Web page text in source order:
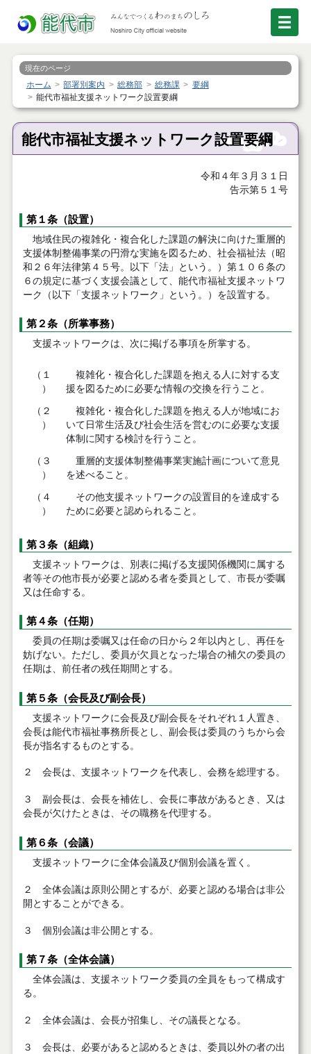
現在のページ
ホーム 部署別案内 総務部 総務課
要綱
能代市福祉支援ネットワーク設置要綱
能代市福祉支援ネットワーク設置要綱
令和４年３月３１日
告示第５１号
第１条（設置）
地域住民の複雑化・複合化した課題の解決に向けた重層的
支援体制整備事業の円滑な実施を図るため、社会福祉法（昭
和２６年法律第４５号。以下「法」という。）第１０６条の
６の規定に基づく支援会議として、能代市福祉支援ネットワ
ーク（以下「支援ネットワーク」という。）を設置する。
第２条（所掌事務）
支援ネットワークは、次に掲げる事項を所掌する。
（１
）
複雑化・複合化した課題を抱える人に対する支
援を図るために必要な情報の交換を行うこと。
（２
）
複雑化・複合化した課題を抱える人が地域にお
いて日常生活及び社会生活を営むのに必要な支援
体制に関する検討を行うこと。
（３
）
重層的支援体制整備事業実施計画について意見
を述べること。
（４
）
その他支援ネットワークの設置目的を達成する
ために必要と認められること。
第３条（組織）
支援ネットワークは、別表に掲げる支援関係機関に属する
者等その他市長が必要と認める者を委員として、市長が委嘱
又は任命する。
第４条（任期）
委員の任期は委嘱又は任命の日から２年以内とし、再任を
妨げない。ただし、委員が欠員となった場合の補欠の委員の
任期は、前任者の残任期間とする。
第５条（会長及び副会長）
支援ネットワークに会長及び副会長をそれぞれ１人置き、
会長は能代市福祉事務所長とし、副会長は委員のうちから会
長が指名するものとする。
２ 会長は、支援ネットワークを代表し、会務を総理する。
３ 副会長は、会長を補佐し、会長に事故があるとき、又は
会長が欠けたときは、その職務を代理する。
第６条（会議）
支援ネットワークに全体会議及び個別会議を置く。
２ 全体会議は原則公開とするが、必要と認める場合は非公
開とすることができる。
３ 個別会議は非公開とする。
第７条（全体会議）
全体会議は、支援ネットワーク委員の全員をもって構成す
る。
２ 全体会議は、会長が招集し、その議長となる。
３ 会長は、必要があると認めるときは、委員以外の者の出